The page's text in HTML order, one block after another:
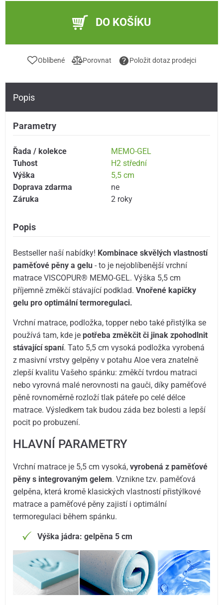
DO KOŠÍKU
Oblíbené Porovnat Položit dotaz prodejci
Popis
Parametry
Řada / kolekce
MEMO-GEL
Tuhost
H2 střední
Výška
5,5 cm
Doprava zdarma
ne
Záruka
2 roky
Popis
Bestseller naší nabídky! Kombinace skvělých vlastností
paměťové pěny a gelu - to je nejoblíbenější vrchní
matrace VISCOPUR® MEMO-GEL. Výška 5,5 cm
příjemně změkčí stávající podklad.Vnořené kapičky
gelu pro optimální termoregulaci.
Vrchní matrace, podložka, topper nebo také přistýlka se
používá tam, kde jepotřeba změkčit či jinak zpohodlnit
stávající spaní. Tato 5,5 cm vysoká podložka vyrobená
z masivní vrstvy gelpěny v potahu Aloe vera znatelně
zlepší kvalitu Vašeho spánku: změkčí tvrdou matraci
nebo vyrovná malé nerovnosti na gauči, díky paměťové
pěně rovnoměrně rozloží tlak páteře po celé délce
matrace. Výsledkem tak budou záda bez bolesti a lepší
pocit po probuzení.
HLAVNÍ PARAMETRY
Vrchní matrace je 5,5 cm vysoká,vyrobená z paměťové
pěny s integrovaným gelem. Vznikne tzv. paměťová
gelpěna, která kromě klasických vlastností přistýlkové
matrace a paměťové pěny zajistí i optimální
termoregulaci během spánku.
Výška jádra: gelpěna 5 cm